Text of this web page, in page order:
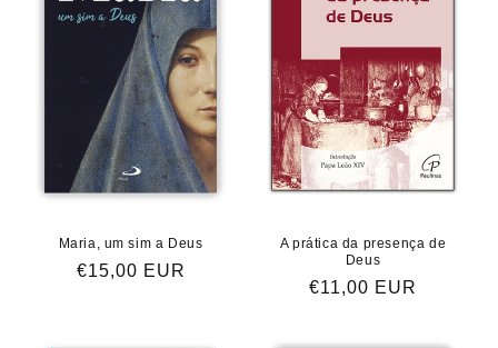
Maria, um sim a Deus
Preço
€15,00 EUR
A prática da presença de
Deus
Preço
€11,00 EUR